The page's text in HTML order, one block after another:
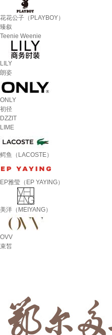
花花公子（PLAYBOY）
臻叙
Teenie Weenie
LILY
朗姿
ONLY
初径
DZZIT
LIME
鳄鱼（LACOSTE）
EP雅莹（EP YAYING）
美洋（MEIYANG）
OVV
束皙